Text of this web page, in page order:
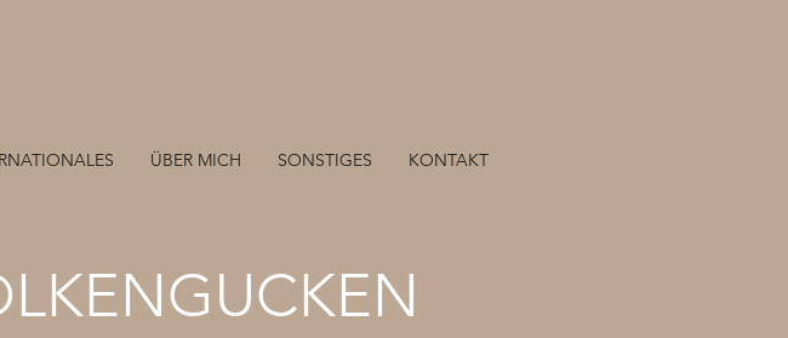
ÜBER MICH SONSTIGES KONTAKT